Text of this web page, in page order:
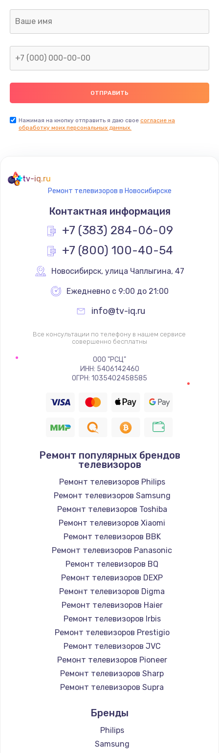
800 руб.
400 руб.
Не реагирует на кнопки
Не сопряжается с устройством
Помехи и искажение звука
Заказать
1400 руб.
Заказать
Восстановление цепи питания, пайка
880 руб.
390 руб.
Замена Bluetooth/Wi-Fi модуля
800 руб.
Замена картридера
Заказать
Замена микросхемы NFC
1100 руб.
Заказать
Замена шим-контроллера
3900 руб.
Заказать
1030 руб.
Заказать
Нажимая на кнопку отправить я даю свое согласие на
обработку моих персональных данных.
tv-iq.ru
Ремонт телевизоров в Новосибирске
Контактная информация
+7 (383) 284-06-09
+7 (800) 100-40-54
Новосибирск, улица Чаплыгина, 47
Ежедневно с 9:00 до 21:00
info@tv-iq.ru
Все консультации по телефону в нашем сервисе
совершенно бесплатны
ООО "РСЦ"
ИНН: 5406142460
ОГРН: 1035402458585
Ремонт популярных брендов
телевизоров
Ремонт телевизоров Philips
Ремонт телевизоров Samsung
Ремонт телевизоров Toshiba
Ремонт телевизоров Xiaomi
Ремонт телевизоров BBK
Ремонт телевизоров Panasonic
Ремонт телевизоров BQ
Ремонт телевизоров DEXP
Ремонт телевизоров Digma
Ремонт телевизоров Haier
Ремонт телевизоров Irbis
Ремонт телевизоров Prestigio
Ремонт телевизоров JVC
Ремонт телевизоров Pioneer
Ремонт телевизоров Sharp
Ремонт телевизоров Supra
Ремонт телевизоров Hisense
Ремонт телевизоров Daewoo
Ремонт телевизоров Centek
Бренды
Philips
Samsung